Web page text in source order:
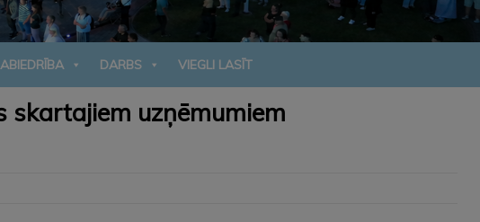
DARBS VIEGLI LASĪT
skartajiem uzņēmumiem